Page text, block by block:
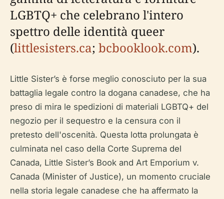
LGBTQ+ che celebrano l'intero
spettro delle identità queer
(littlesisters.ca; bcbooklook.com).
Little Sister’s è forse meglio conosciuto per la sua
battaglia legale contro la dogana canadese, che ha
preso di mira le spedizioni di materiali LGBTQ+ del
negozio per il sequestro e la censura con il
pretesto dell'oscenità. Questa lotta prolungata è
culminata nel caso della Corte Suprema del
Canada, Little Sister’s Book and Art Emporium v.
Canada (Minister of Justice), un momento cruciale
nella storia legale canadese che ha affermato la